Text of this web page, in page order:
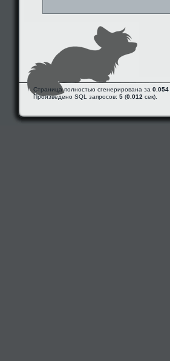
Страница полностью сгенерирована за 0.054
Произведено SQL запросов: 5 (0.012 сек).